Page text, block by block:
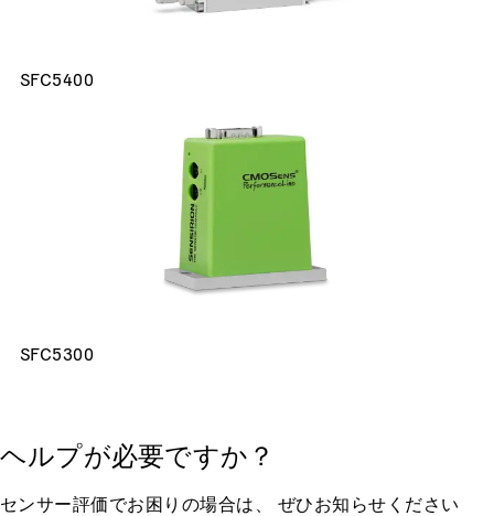
SFC5400
SFC5300
ヘルプが必要ですか？
センサー評価でお困りの場合は、 ぜひお知らせください